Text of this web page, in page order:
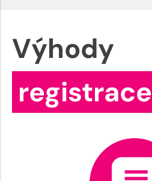
Výhody
registrace